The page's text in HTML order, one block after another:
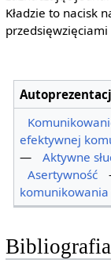
Kładzie to nacisk
przedsięwzięciami
efektywnej
—
Aktywne
Asertywność
Bibliografia